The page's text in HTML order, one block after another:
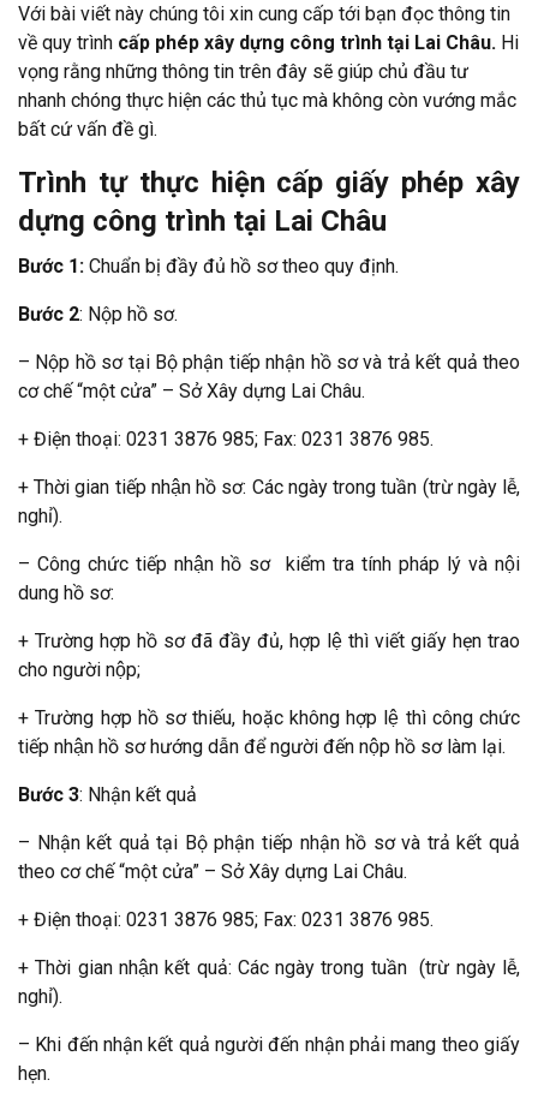
Với bài viết này chúng tôi xin cung cấp tới bạn đọc thông tin
về quy trình cấp phép xây dựng công trình tại Lai Châu. Hi
vọng rằng những thông tin trên đây sẽ giúp chủ đầu tư
nhanh chóng thực hiện các thủ tục mà không còn vướng mắc
bất cứ vấn đề gì.
Trình tự thực hiện cấp giấy phép xây
dựng công trình tại Lai Châu
Bước 1: Chuẩn bị đầy đủ hồ sơ theo quy định.
Bước 2: Nộp hồ sơ.
– Nộp hồ sơ tại Bộ phận tiếp nhận hồ sơ và trả kết quả theo
cơ chế “một cửa” – Sở Xây dựng Lai Châu.
+ Điện thoại: 0231 3876 985; Fax: 0231 3876 985.
+ Thời gian tiếp nhận hồ sơ: Các ngày trong tuần (trừ ngày lễ,
nghỉ).
– Công chức tiếp nhận hồ sơ kiểm tra tính pháp lý và nội
dung hồ sơ:
+ Trường hợp hồ sơ đã đầy đủ, hợp lệ thì viết giấy hẹn trao
cho người nộp;
+ Trường hợp hồ sơ thiếu, hoặc không hợp lệ thì công chức
tiếp nhận hồ sơ hướng dẫn để người đến nộp hồ sơ làm lại.
Bước 3: Nhận kết quả
– Nhận kết quả tại Bộ phận tiếp nhận hồ sơ và trả kết quả
theo cơ chế “một cửa” – Sở Xây dựng Lai Châu.
+ Điện thoại: 0231 3876 985; Fax: 0231 3876 985.
+ Thời gian nhận kết quả: Các ngày trong tuần (trừ ngày lễ,
nghỉ).
– Khi đến nhận kết quả người đến nhận phải mang theo giấy
hẹn.